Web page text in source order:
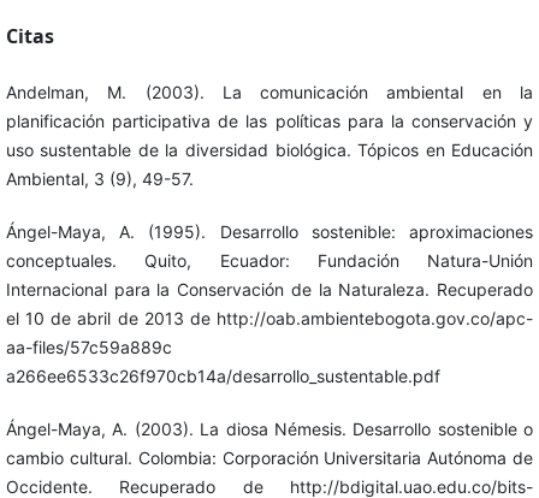
Citas
Andelman, M. (2003). La comunicación ambiental en la
planificación participativa de las políticas para la conservación y
uso sustentable de la diversidad biológica. Tópicos en Educación
Ambiental, 3 (9), 49-57.
Ángel-Maya, A. (1995). Desarrollo sostenible: aproximaciones
conceptuales. Quito, Ecuador: Fundación Natura-Unión
Internacional para la Conservación de la Naturaleza. Recuperado
el 10 de abril de 2013 de http://oab.ambientebogota.gov.co/apc-
aa-files/57c59a889c
a266ee6533c26f970cb14a/desarrollo_sustentable.pdf
Ángel-Maya, A. (2003). La diosa Némesis. Desarrollo sostenible o
cambio cultural. Colombia: Corporación Universitaria Autónoma de
Occidente. Recuperado de http://bdigital.uao.edu.co/bits-